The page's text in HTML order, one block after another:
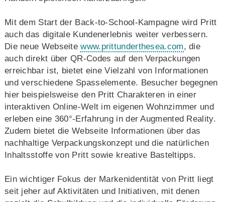
Mit dem Start der Back-to-School-Kampagne wird Pritt
auch das digitale Kundenerlebnis weiter verbessern.
Die neue Webseitewww.prittunderthesea.com, die
auch direkt über QR-Codes auf den Verpackungen
erreichbar ist, bietet eine Vielzahl von Informationen
und verschiedene Spasselemente. Besucher begegnen
hier beispielsweise den Pritt Charakteren in einer
interaktiven Online-Welt im eigenen Wohnzimmer und
erleben eine 360°-Erfahrung in der Augmented Reality.
Zudem bietet die Webseite Informationen über das
nachhaltige Verpackungskonzept und die natürlichen
Inhaltsstoffe von Pritt sowie kreative Basteltipps.
Ein wichtiger Fokus der Markenidentität von Pritt liegt
seit jeher auf Aktivitäten und Initiativen, mit denen